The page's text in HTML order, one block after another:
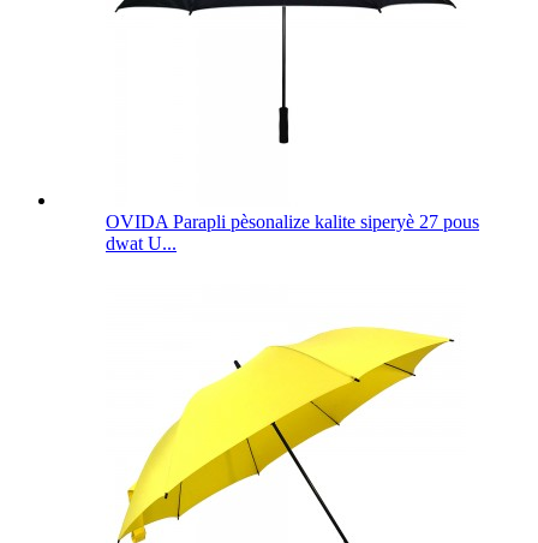
OVIDA Parapli pèsonalize kalite siperyè 27 pous
dwat U...